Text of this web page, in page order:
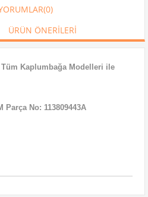
(0)
ÜRÜN ÖNERILERI
Tüm Kaplumbağa Modelleri ile
Parça No: 113809443A